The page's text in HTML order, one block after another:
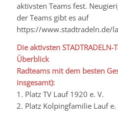
aktivsten Teams fest.
der Teams gibt es auf
https://www.stadtradeln.de/
Die aktivsten
Überblick
Radteams mit dem besten
insgesamt):
1. Platz TV Lauf
2. Platz KolpingfamilieLauf